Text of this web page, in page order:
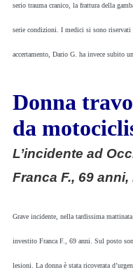
serio trauma cranico, la frattura della
serie condizioni. I medici si sono
accertamento, Dario G. ha invece subito
Donna
da
L’incidente ad
Franca F., 69
Grave incidente, nella tardissima
investito Franca F., 69 anni. Sul posto
lesioni. La donna è stata ricoverata